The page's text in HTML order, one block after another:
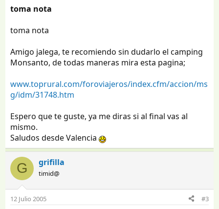
toma nota
toma nota
Amigo jalega, te recomiendo sin dudarlo el camping
Monsanto, de todas maneras mira esta pagina;
www.toprural.com/foroviajeros/index.cfm/accion/ms
g/idm/31748.htm
Espero que te guste, ya me diras si al final vas al
mismo.
Saludos desde Valencia
G grifilla
timid@
12 Julio 2005 #3